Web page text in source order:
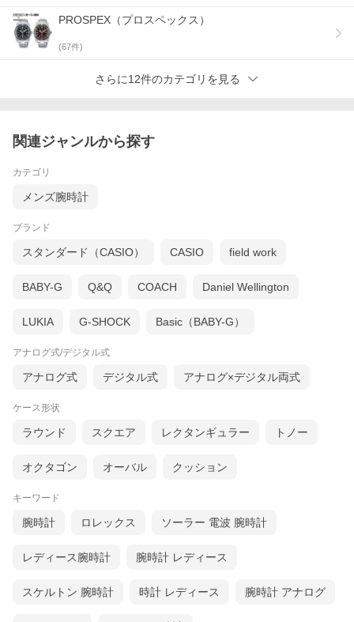
PROSPEX（プロスペックス）
(67件)
さらに12件のカテゴリを見る
関連ジャンルから探す
カテゴリ
メンズ腕時計
ブランド
スタンダード（CASIO） CASIO field work
BABY-G Q&Q COACH Daniel Wellington
LUKIA G-SHOCK Basic（BABY-G）
アナログ式/デジタル式
アナログ式 デジタル式 アナログ×デジタル両式
ケース形状
ラウンド スクエア レクタンギュラー トノー
オクタゴン オーバル クッション
キーワード
腕時計 ロレックス ソーラー 電波 腕時計
レディース腕時計 腕時計 レディース
スケルトン 腕時計 時計 レディース 腕時計 アナログ